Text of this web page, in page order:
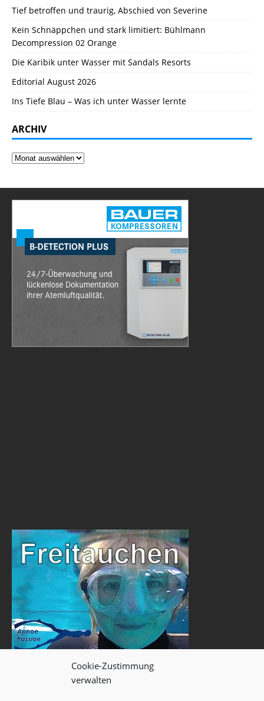
Cookie-Zustimmung
verwalten
Tief betroffen und traurig, Abschied von Severine
Kein Schnäppchen und stark limitiert: Bühlmann
Decompression 02 Orange
Die Karibik unter Wasser mit Sandals Resorts
Editorial August 2026
Ins Tiefe Blau – Was ich unter Wasser lernte
ARCHIV